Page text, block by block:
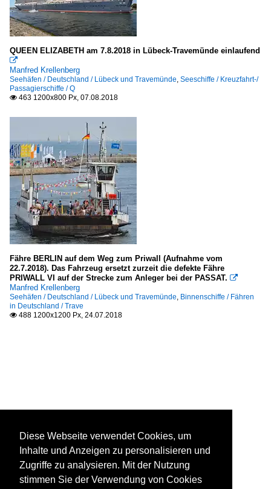
QUEEN ELIZABETH am 7.8.2018 in Lübeck-Travemünde einlaufend

Manfred Krellenberg
Seehäfen / Deutschland / Lübeck und Travemünde, Seeschiffe / Kreuzfahrt-/
Passagierschiffe / Q
 463 1200x800 Px, 07.08.2018
Fähre BERLIN auf dem Weg zum Priwall (Aufnahme vom
22.7.2018). Das Fahrzeug ersetzt zurzeit die defekte Fähre
PRIWALL VI auf der Strecke zum Anleger bei der PASSAT. 
Manfred Krellenberg
Seehäfen / Deutschland / Lübeck und Travemünde, Binnenschiffe / Fähren
in Deutschland / Trave
 488 1200x1200 Px, 24.07.2018
Diese Webseite verwendet Cookies, um
Inhalte und Anzeigen zu personalisieren und
Zugriffe zu analysieren. Mit der Nutzung
stimmen Sie der Verwendung von Cookies